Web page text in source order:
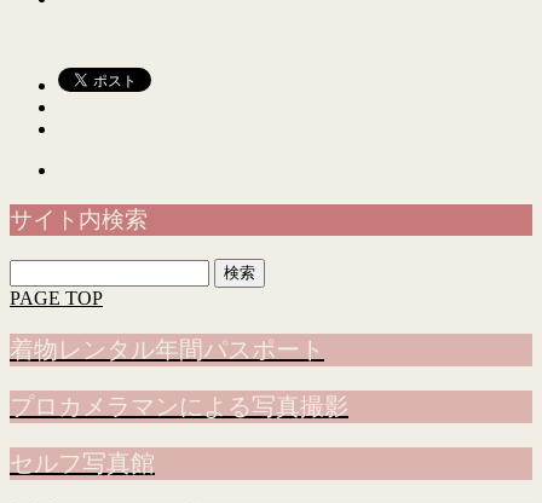
サイト内検索
索:
PAGE TOP
着物レンタル年間パスポート
プロカメラマンによる写真撮影
セルフ写真館